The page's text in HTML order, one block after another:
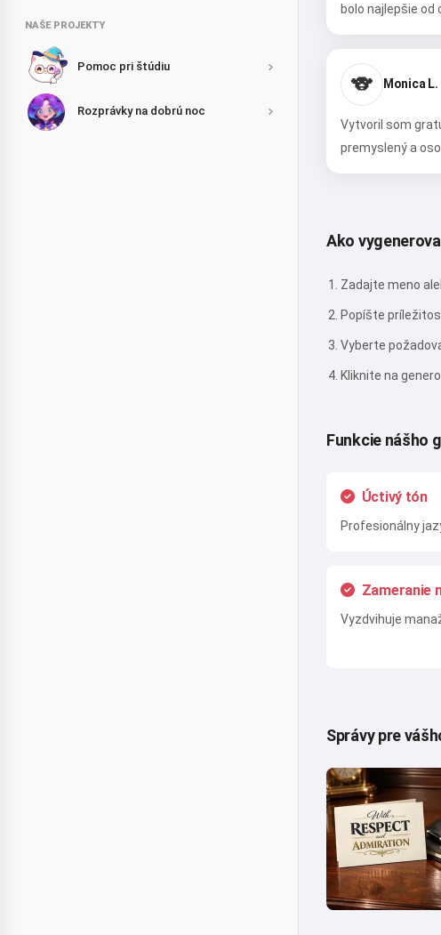
NAŠE PROJEKTY
Pomoc pri štúdiu
Rozprávky na dobrú noc
bolo najlepšie od
🐨 Monica L.
Vytvoril som
premyslený a
Ako
Zadajte meno
Popíšte
Vyberte
Kliknite na
Funkcie nášho
Úctivý tón
Profesionálny
Zameranie
Vyzdvihuje
Správy pre